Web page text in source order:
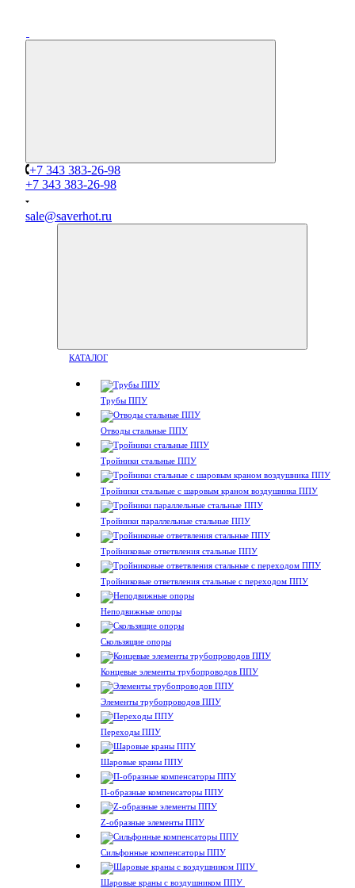
+7 343 383-26-98
+7 343 383-26-98
sale@saverhot.ru
КАТАЛОГ
Трубы ППУ
Отводы стальные ППУ
Тройники стальные ППУ
Тройники стальные с шаровым краном воздушника ППУ
Тройники параллельные стальные ППУ
Тройниковые ответвления стальные ППУ
Тройниковые ответвления стальные с переходом ППУ
Неподвижные опоры
Скользящие опоры
Концевые элементы трубопроводов ППУ
Элементы трубопроводов ППУ
Переходы ППУ
Шаровые краны ППУ
П-образные компенсаторы ППУ
Z-образные элементы ППУ
Сильфонные компенсаторы ППУ
Шаровые краны с воздушником ППУ